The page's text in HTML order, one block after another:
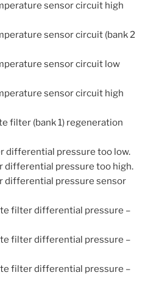
sensor circuit high
sensor circuit (bank 2
sensor circuit low
sensor circuit high
filter (bank 1) regeneration
differential pressure too low.
differential pressure too high.
differential pressure sensor
filter differential pressure –
filter differential pressure –
filter differential pressure –